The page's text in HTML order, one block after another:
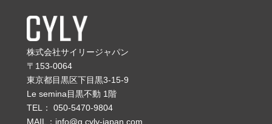
株式会社サイリージャパン
〒153-0064
東京都目黒区下目黒3-15-9
Le semina目黒不動 1階
TEL： 050-5470-9804
MAIL： info@g.cyly-japan.com